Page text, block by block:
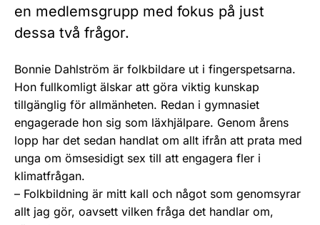
en medlemsgrupp med fokus på just
dessa två frågor.
Bonnie Dahlström är folkbildare ut i fingerspetsarna.
Hon fullkomligt älskar att göra viktig kunskap
tillgänglig för allmänheten. Redan i gymnasiet
engagerade hon sig som läxhjälpare. Genom årens
lopp har det sedan handlat om allt ifrån att prata med
unga om ömsesidigt sex till att engagera fler i
klimatfrågan.
– Folkbildning är mitt kall och något som genomsyrar
allt jag gör, oavsett vilken fråga det handlar om,